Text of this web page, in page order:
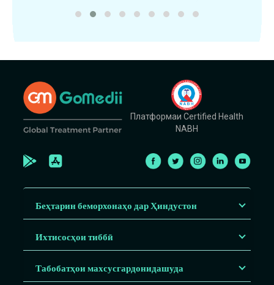
Платформаи Certified Health
NABH
Беҳтарин беморхонаҳо дар Ҳиндустон
Ихтисосҳои тиббӣ
Табобатҳои махсусгардонидашуда